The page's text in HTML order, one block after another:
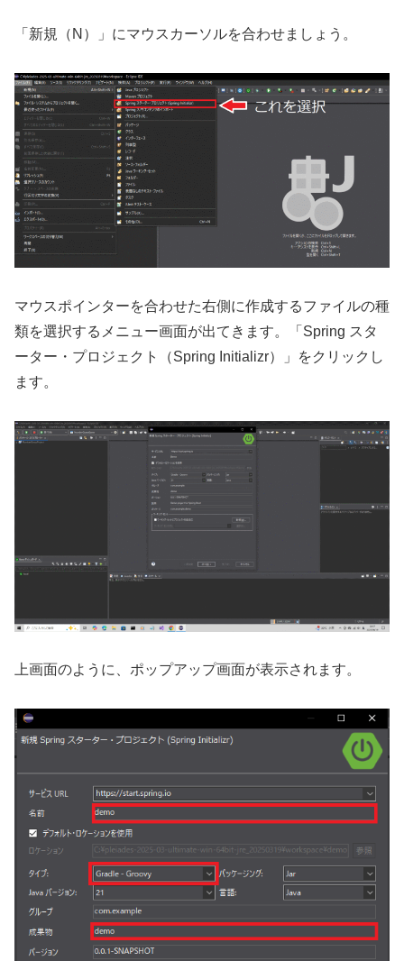
「新規（N）」にマウスカーソルを合わせましょう。
マウスポインターを合わせた右側に作成するファイルの種
類を選択するメニュー画面が出てきます。「Spring スタ
ーター・プロジェクト（Spring Initializr）」をクリックし
ます。
上画面のように、ポップアップ画面が表示されます。